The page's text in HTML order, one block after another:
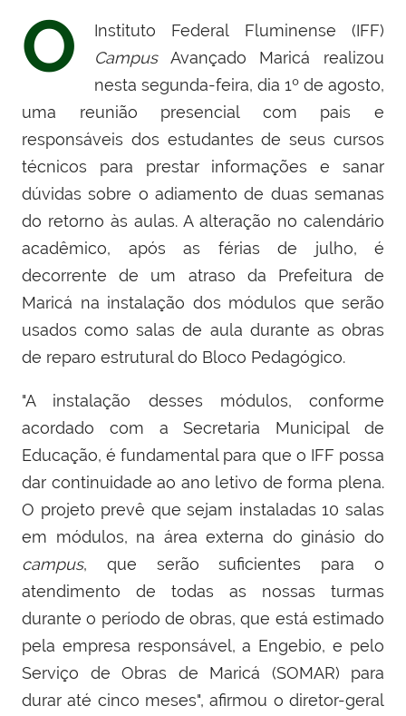
O
Instituto Federal Fluminense (IFF)
CampusAvançado Maricá realizou
nesta segunda-feira, dia 1º de agosto,
uma reunião presencial com pais e
responsáveis dos estudantes de seus cursos
técnicos para prestar informações e sanar
dúvidas sobre o adiamento de duas semanas
do retorno às aulas. A alteração no calendário
acadêmico, após as férias de julho, é
decorrente de um atraso da Prefeitura de
Maricá na instalação dos módulos que serão
usados como salas de aula durante as obras
de reparo estrutural do Bloco Pedagógico.
"A instalação desses módulos, conforme
acordado com a Secretaria Municipal de
Educação, é fundamental para que o IFF possa
dar continuidade ao ano letivo de forma plena.
O projeto prevê que sejam instaladas 10 salas
em módulos, na área externa do ginásio do
campus, que serão suficientes para o
atendimento de todas as nossas turmas
durante o período de obras, que está estimado
pela empresa responsável, a Engebio, e pelo
Serviço de Obras de Maricá (SOMAR) para
durar até cinco meses", afirmou o diretor-geral